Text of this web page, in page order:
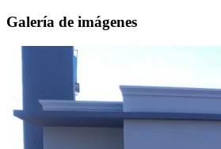
Galería de imágenes